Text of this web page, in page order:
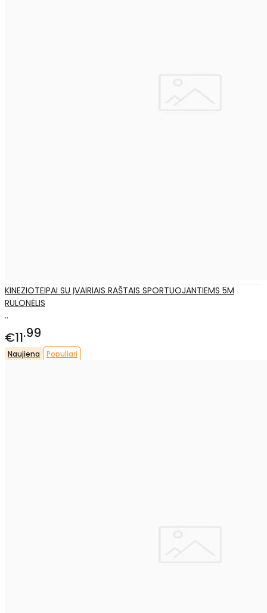
KINEZIOTEIPAI SU ĮVAIRIAIS RAŠTAIS SPORTUOJANTIEMS 5M
RULONĖLIS
..
€11 99
Naujiena Populiari